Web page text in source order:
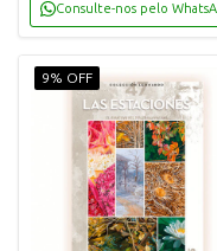
Consulte-nos pelo
9% OFF